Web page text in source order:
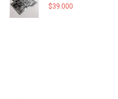
$39.000